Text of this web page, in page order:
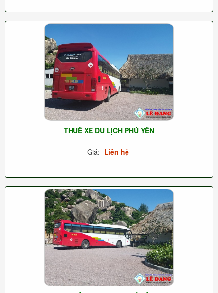
THUÊ XE DU LỊCH PHÚ YÊN
Giá: Liên hệ